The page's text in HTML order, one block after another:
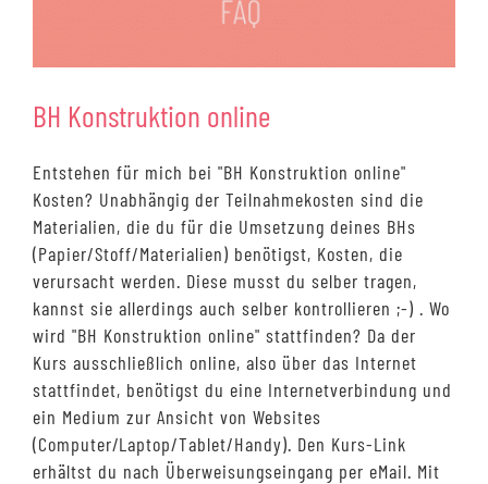
BH Konstruktion online
Entstehen für mich bei "BH Konstruktion online"
Kosten? Unabhängig der Teilnahmekosten sind die
Materialien, die du für die Umsetzung deines BHs
(Papier/Stoff/Materialien) benötigst, Kosten, die
verursacht werden. Diese musst du selber tragen,
kannst sie allerdings auch selber kontrollieren ;-) . Wo
wird "BH Konstruktion online" stattfinden? Da der
Kurs ausschließlich online, also über das Internet
stattfindet, benötigst du eine Internetverbindung und
ein Medium zur Ansicht von Websites
(Computer/Laptop/Tablet/Handy). Den Kurs-Link
erhältst du nach Überweisungseingang per eMail. Mit